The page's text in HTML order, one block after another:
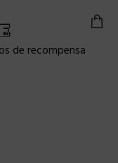
de recompensa